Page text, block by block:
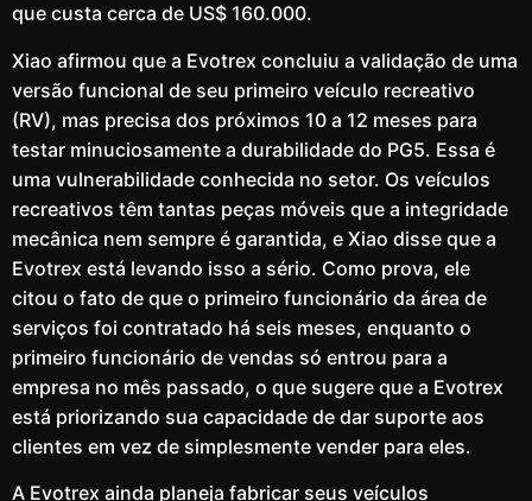
que custa cerca de US$ 160.000.
Xiao afirmou que a Evotrex concluiu a validação de uma
versão funcional de seu primeiro veículo recreativo
(RV), mas precisa dos próximos 10 a 12 meses para
testar minuciosamente a durabilidade do PG5. Essa é
uma vulnerabilidade conhecida no setor. Os veículos
recreativos têm tantas peças móveis que a integridade
mecânica nem sempre é garantida, e Xiao disse que a
Evotrex está levando isso a sério. Como prova, ele
citou o fato de que o primeiro funcionário da área de
serviços foi contratado há seis meses, enquanto o
primeiro funcionário de vendas só entrou para a
empresa no mês passado, o que sugere que a Evotrex
está priorizando sua capacidade de dar suporte aos
clientes em vez de simplesmente vender para eles.
A Evotrex ainda planeja fabricar seus veículos